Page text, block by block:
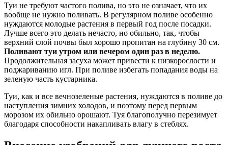
Туи не требуют частого полива, но это не означает, что их
вообще не нужно поливать. В регулярном поливе особенно
нуждаются молодые растения в первый год после посадки.
Лучше всего это делать нечасто, но обильно, так, чтобы
верхний слой почвы был хорошо пропитан на глубину 30 см.
Поливают туи утром или вечером один раз в неделю.
Продолжительная засуха может привести к низкорослости и
поджариванию игл. При поливе избегать попадания воды на
зеленую часть кустарника.
Туи, как и все вечнозеленые растения, нуждаются в поливе до
наступления зимних холодов, и поэтому перед первым
морозом их обильно орошают. Туя благополучно перезимует
благодаря способности накапливать влагу в стеблях.